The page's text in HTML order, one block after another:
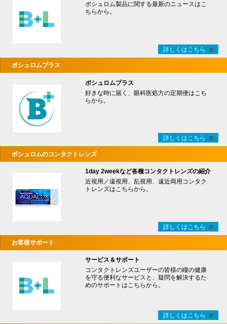
ボシュロム製品に関する最新のニュースはこ
ちらから。
詳しくはこちら
ボシュロムプラス
ボシュロムプラス
好きな時に届く、眼科医処方の定期便はこち
らから。
詳しくはこちら
ボシュロムのコンタクトレンズ
1day 2weekなど各種コンタクトレンズの紹介
近視用／遠視用、乱視用、遠近両用コンタク
トレンズはこちらから。
詳しくはこちら
お客様サポート
サービス＆サポート
コンタクトレンズユーザーの皆様の瞳の健康
を守る便利なサービスと、疑問を解決するた
めのサポートはこちらから。
詳しくはこちら